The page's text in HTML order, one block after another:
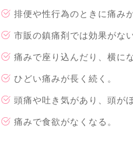
排便や性行為のときに痛み
市販の鎮痛剤では効果がない
痛みで座り込んだり、横に
ひどい痛みが長く続く。
頭痛や吐き気があり、頭が
痛みで食欲がなくなる。